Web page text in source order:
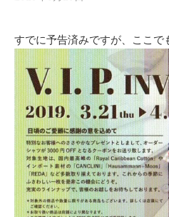
すでに予告済みですが、ここで